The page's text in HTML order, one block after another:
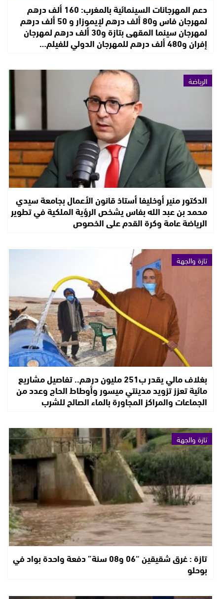
دعم المهرجانات السينمائية بالمغرب: 160 ألف درهم
لمهرجان فاس و80 ألف درهم لإيموزار و 50 ألف درهم
لمهرجان سينما المقهى بتازة و30 ألف درهم لمهرجان
إفران و480 ألف درهم للمهرجان الدولي للفيلم…
الرياضة
الدكتور منير أوخليفا أستاذ قانون الأعمال بجامعة سيدي
محمد بن عبد الله بفاس يشخص الرؤية الملكية في تطوير
الرياضة عامة وكرة القدم على الخصوص
تازة والجهة
بغلاف مالي يقدر ب251 مليون درهم.. تفاصيل مشاريع
مائية تعزز تزويد مدينتي ميسور وأوطاط الحاج وعدد من
الجماعات والمراكز المجاورة بالماء الصالح للشرب
تازة والجهة
تازة : غرق شقيقين “06 و08 سنة” دفعة واحدة بواد في
بوحلو